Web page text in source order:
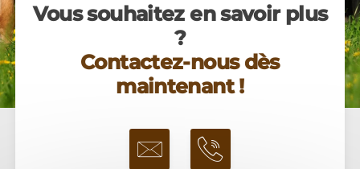
Vous souhaitez en savoir plus
?
Contactez-nous dès
maintenant !